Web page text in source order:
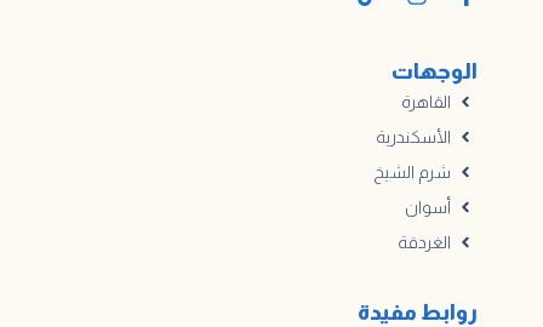
روابط مفيدة
الوجهات
القاهرة
الأسكندرية
شرم الشيخ
أسوان
الغردقة